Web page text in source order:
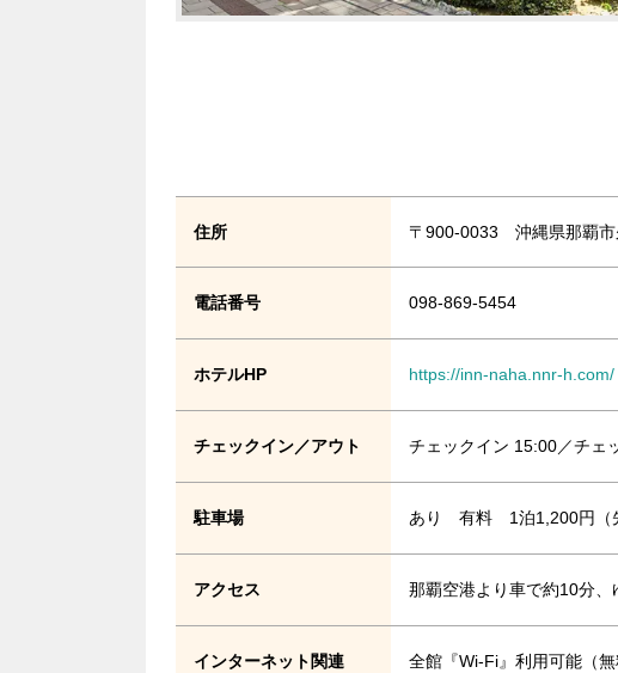
住所 〒900-0033 沖縄県那覇市
電話番号 098-869-5454
ホテルHP https://inn-naha.nnr-h.com/
チェックイン／アウト チェックイン 15:00／チェ
駐車場 あり 有料 1泊1,200円（
アクセス 那覇空港より車で約10分
インターネット関連 全館『Wi-Fi』利用可能（無